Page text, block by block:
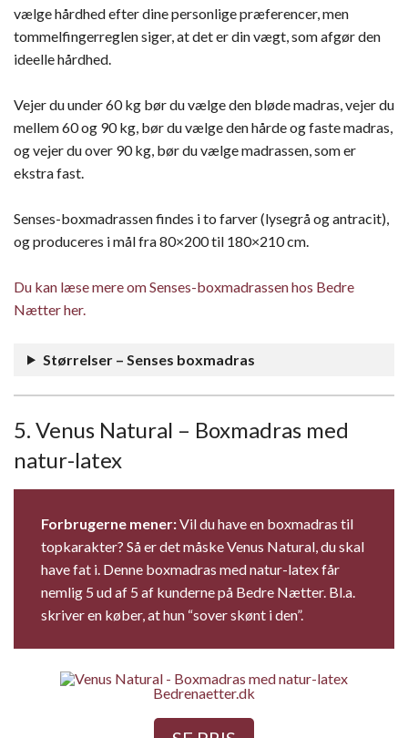
vælge hårdhed efter dine personlige præferencer, men
tommelfingerreglen siger, at det er din vægt, som afgør den
ideelle hårdhed.
Vejer du under 60 kg bør du vælge den bløde madras, vejer du
mellem 60 og 90 kg, bør du vælge den hårde og faste madras,
og vejer du over 90 kg, bør du vælge madrassen, som er
ekstra fast.
Senses-boxmadrassen findes i to farver (lysegrå og antracit),
og produceres i mål fra 80×200 til 180×210 cm.
Du kan læse mere om Senses-boxmadrassen hos Bedre
Nætter her.
Størrelser – Senses boxmadras
5. Venus Natural – Boxmadras med
natur-latex
Forbrugerne mener:Vil du have en boxmadras til
topkarakter? Så er det måske Venus Natural, du skal
have fat i. Denne boxmadras med natur-latex får
nemlig 5 ud af 5 af kunderne på Bedre Nætter. Bl.a.
skriver en køber, at hun “sover skønt i den”.
Bedrenaetter.dk